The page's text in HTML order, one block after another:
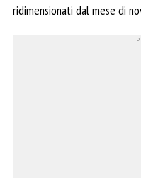
ridimensionati dal mese di